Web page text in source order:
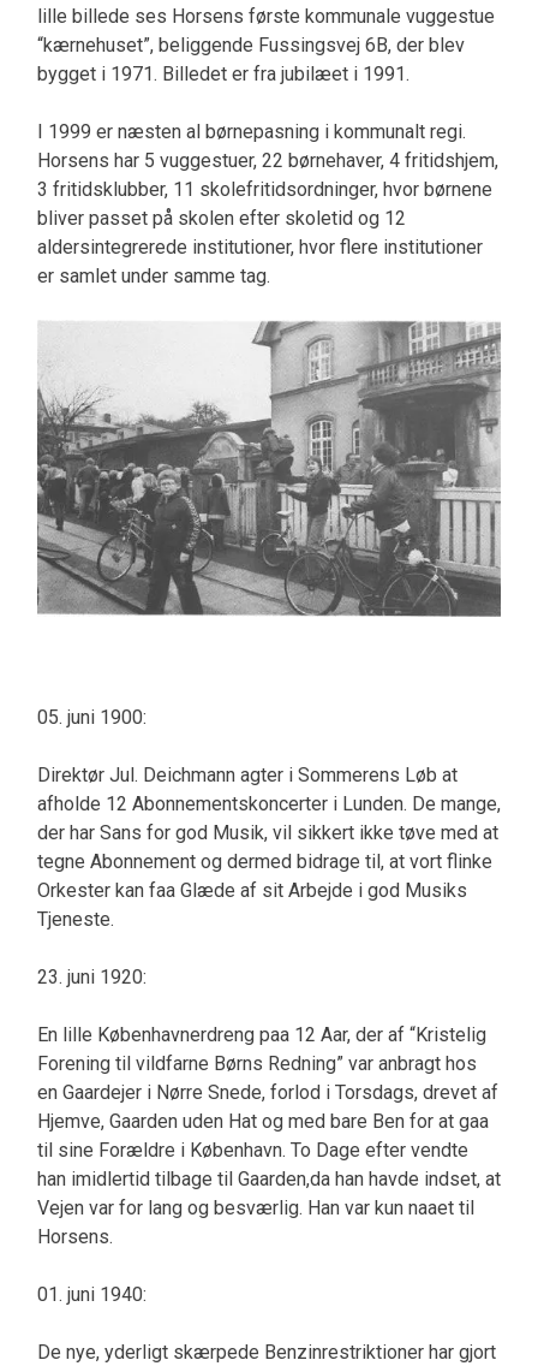
lille billede ses Horsens første kommunale vuggestue
“kærnehuset”, beliggende Fussingsvej 6B, der blev
bygget i 1971. Billedet er fra jubilæet i 1991.
I 1999 er næsten al børnepasning i kommunalt regi.
Horsens har 5 vuggestuer, 22 børnehaver, 4 fritidshjem,
3 fritidsklubber, 11 skolefritidsordninger, hvor børnene
bliver passet på skolen efter skoletid og 12
aldersintegrerede institutioner, hvor flere institutioner
er samlet under samme tag.
05. juni 1900:
Direktør Jul. Deichmann agter i Sommerens Løb at
afholde 12 Abonnementskoncerter i Lunden. De mange,
der har Sans for god Musik, vil sikkert ikke tøve med at
tegne Abonnement og dermed bidrage til, at vort flinke
Orkester kan faa Glæde af sit Arbejde i god Musiks
Tjeneste.
23. juni 1920:
En lille Københavnerdreng paa 12 Aar, der af “Kristelig
Forening til vildfarne Børns Redning” var anbragt hos
en Gaardejer i Nørre Snede, forlod i Torsdags, drevet af
Hjemve, Gaarden uden Hat og med bare Ben for at gaa
til sine Forældre i København. To Dage efter vendte
han imidlertid tilbage til Gaarden,da han havde indset, at
Vejen var for lang og besværlig. Han var kun naaet til
Horsens.
01. juni 1940:
De nye, yderligt skærpede Benzinrestriktioner har gjort